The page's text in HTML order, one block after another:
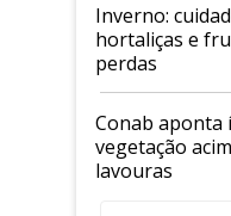
Inverno:
hortaliças e
perdas
Conab aponta
vegetação
lavouras